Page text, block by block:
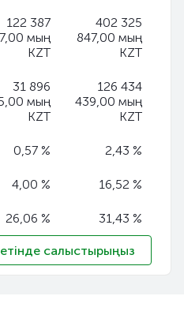
122 387
мың
KZT
402 325
847,00 мың
KZT
31 896
мың
KZT
126 434
439,00 мың
KZT
0,57 % 2,43 %
4,00 % 16,52 %
26,06 % 31,43 %
салыстырыңыз